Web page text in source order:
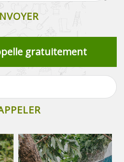
gratuitement